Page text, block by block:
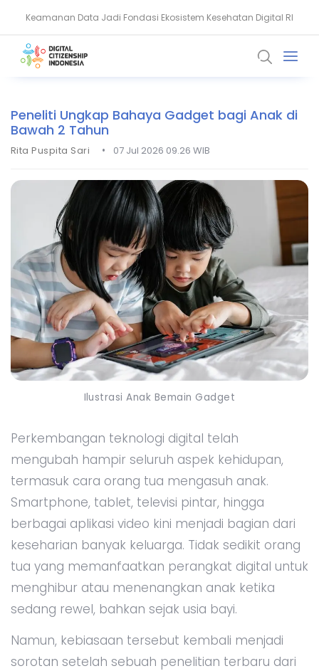
Keamanan Data Jadi Fondasi Ekosistem Kesehatan Digital RI
Akun WhatsApp Diblokir? Ini Penyebab dan Cara Mengatasinya
Peneliti Ungkap Bahaya Gadget bagi Anak di
Bawah 2 Tahun
Rita Puspita Sari • 07 Jul 2026 09.26 WIB
Ilustrasi Anak Bemain Gadget
Perkembangan teknologi digital telah
mengubah hampir seluruh aspek kehidupan,
termasuk cara orang tua mengasuh anak.
Smartphone, tablet, televisi pintar, hingga
berbagai aplikasi video kini menjadi bagian dari
keseharian banyak keluarga. Tidak sedikit orang
tua yang memanfaatkan perangkat digital untuk
menghibur atau menenangkan anak ketika
sedang rewel, bahkan sejak usia bayi.
Namun, kebiasaan tersebut kembali menjadi
sorotan setelah sebuah penelitian terbaru dari